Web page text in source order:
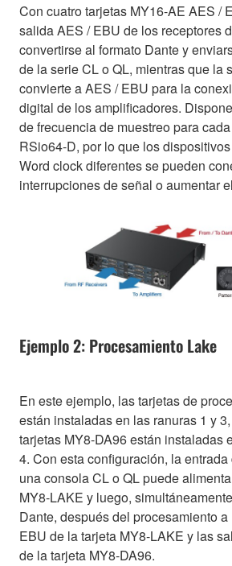
Con cuatro tarjetas MY16-AE AES /
salida AES / EBU de los receptores
convertirse al formato Dante y
de la serie CL o QL, mientras que la
convierte a AES / EBU para la
digital de los amplificadores.
de frecuencia de muestreo para
RSio64-D, por lo que los
Word clock diferentes se pueden
interrupciones de señal o aumentar
Ejemplo 2: Procesamiento Lake
En este ejemplo, las tarjetas de
están instaladas en las ranuras 1 y
tarjetas MY8-DA96 están instaladas
4. Con esta configuración, la
una consola CL o QL puede
MY8-LAKE y luego,
Dante, después del procesamiento
EBU de la tarjeta MY8-LAKE y las
de la tarjeta MY8-DA96.